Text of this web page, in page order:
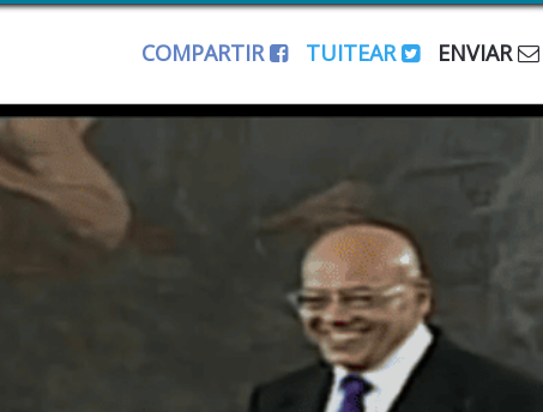
COMPARTIR TUITEAR ENVIAR